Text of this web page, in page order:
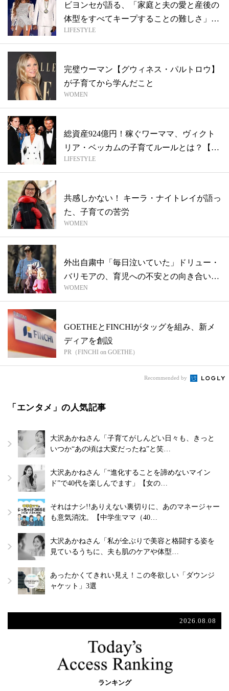
ビヨンセが語る、「家庭と夫の愛と産後の
体型をすべてキープすることの難しさ」
【ハリ...
LIFESTYLE
完璧ウーマン【グウィネス・パルトロウ】
が子育てから学んだこと
WOMEN
総資産924億円！稼ぐワーママ、ヴィクト
リア・ベッカムの子育てルールとは？【ハ
リ...
LIFESTYLE
共感しかない！ キーラ・ナイトレイが語っ
た、子育ての苦労
WOMEN
外出自粛中「毎日泣いていた」ドリュー・
バリモアの、育児への不安との向き合い方
とは...
WOMEN
GOETHEとFINCHIがタッグを組み、新メ
ディアを創設
PR（FINCHI on GOETHE）
Recommended by
「エンタメ」の人気記事
大沢あかねさん「子育てがしんどい日々も、きっと
いつか“あの頃は大変だったね”と笑…
大沢あかねさん「“進化することを諦めないマイン
ド”で40代を楽しんでます」【女の…
それはナシ!!ありえない裏切りに、あのマネージャー
も意気消沈。【中学生ママ（40…
大沢あかねさん「私が全ぶりで美容と格闘する姿を
見ているうちに、夫も肌のケアや体型…
あったかくてきれい見え！この冬欲しい「ダウンジ
ャケット」3選
2026.08.08
ランキング